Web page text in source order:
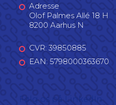
Adresse
Olof Palmes Allé 18 H
8200 Aarhus N
CVR: 39850885
EAN: 5798000363670